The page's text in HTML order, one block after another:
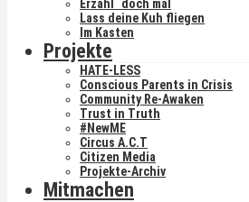
Erzähl´ doch mal
Lass deine Kuh fliegen
Im Kasten
Projekte
HATE-LESS
Conscious Parents in Crisis
Community Re-Awaken
Trust in Truth
#NewME
Circus A.C.T
Citizen Media
Projekte-Archiv
Mitmachen